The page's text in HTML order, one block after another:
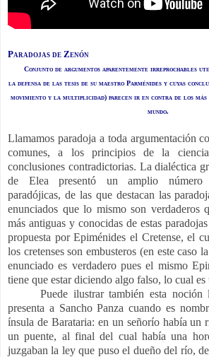
Paradojas de Zenón
Conjunto de argumentos aparentemente irreprochables
la defensa de las tesis de su maestro Parménides y cuyas
movimiento y la multiplicidad) parecen ir en contra de los más
mundo.
Llamamos paradoja a toda argumentación
comunes, a los principios de la
conclusiones contradictorias. La dialéctica
de Elea presentó un amplio número
paradójicas, de las que destacan las
enunciados que lo mismo son verdaderos
más antiguas y conocidas de estas
propuesta por Epiménides el Cretense, el
los cretenses son embusteros (en este caso
enunciado es verdadero pues el mismo
tiene que estar diciendo algo falso, lo cual
Puede ilustrar también esta noción
presenta a Sancho Panza cuando es
ínsula de Barataria: en un señorío había un
un puente, al final del cual había una
juzgaban la ley que puso el dueño del río,